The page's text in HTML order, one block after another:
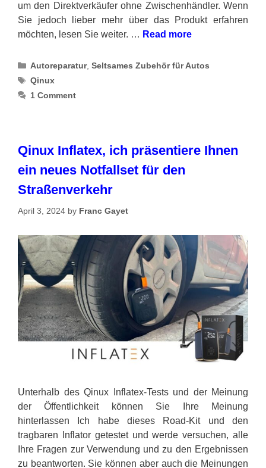
um den Direktverkäufer ohne Zwischenhändler. Wenn
Sie jedoch lieber mehr über das Produkt erfahren
möchten, lesen Sie weiter. … Read more
Categories
Autoreparatur,Seltsames Zubehör für Autos
Tags
Qinux
1 Comment
Qinux Inflatex, ich präsentiere Ihnen
ein neues Notfallset für den
Straßenverkehr
April 3, 2024 by Franc Gayet
Unterhalb des Qinux Inflatex-Tests und der Meinung
der Öffentlichkeit können Sie Ihre Meinung
hinterlassen Ich habe dieses Road-Kit und den
tragbaren Inflator getestet und werde versuchen, alle
Ihre Fragen zur Verwendung und zu den Ergebnissen
zu beantworten. Sie können aber auch die Meinungen